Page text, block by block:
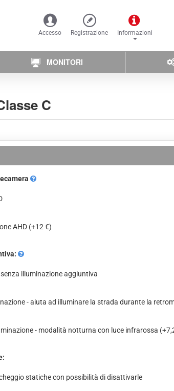
Accesso Registrazione Informazioni
MONITORI
C
AHD (+12 €)
illuminazione aggiuntiva
- aiuta ad illuminare la strada durante la
- modalità notturna con luce infrarossa
statiche con possibilità di disattivarle